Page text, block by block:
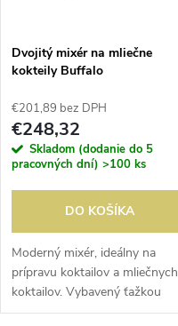
Dvojitý mixér na mliečne
kokteily Buffalo
€201,89 bez DPH
€248,32
Skladom (dodanie do 5
pracovných dní) >100 ks
DO KOŠÍKA
Moderný mixér, ideálny na
prípravu koktailov a mliečnych
koktailov. Vybavený ťažkou
základňou, aby stroj zostal